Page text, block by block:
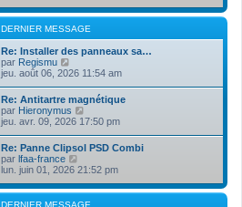
s
g
e
r
m
e
s
s
a
e
r
i
e
e
r
d
e
r
n
i
e
m
e
s
a
g
e
DERNIER MESSAGE
Re: Installer des panneaux sa…
par Regismu
o
l
e
d
e
r
n
i
e
r
m
jeu. août 06, 2026 11:54 am
Re: Antitartre magnétique
par Hieronymus
o
r
l
e
d
e
r
jeu. avr. 09, 2026 17:50 pm
Re: Panne Clipsol PSD Combi
par lfaa-france
o
r
l
lun. juin 01, 2026 21:52 pm
DERNIER MESSAGE